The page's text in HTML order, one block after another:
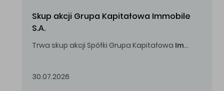
Skup akcji Grupa Kapitałowa Immobile
S.A.
Trwa skup akcji Spółki Grupa Kapitałowa Immobile
30.07.2026